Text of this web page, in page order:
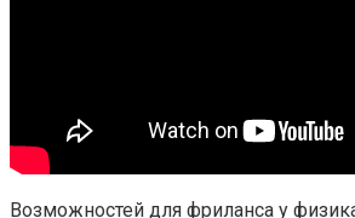
Возможностей для фриланса у